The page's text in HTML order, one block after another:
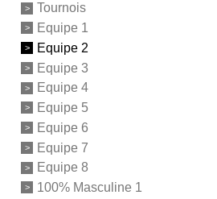
Tournois
Equipe 1
Equipe 2
Equipe 3
Equipe 4
Equipe 5
Equipe 6
Equipe 7
Equipe 8
100% Masculine 1